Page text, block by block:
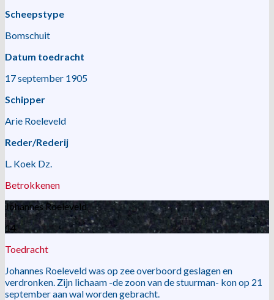
Scheepstype
Bomschuit
Datum toedracht
17 september 1905
Schipper
Arie Roeleveld
Reder/Rederij
L. Koek Dz.
Betrokkenen
Johannes Roeleveld
14
Toedracht
Johannes Roeleveld was op zee overboord geslagen en
verdronken. Zijn lichaam -de zoon van de stuurman- kon op 21
september aan wal worden gebracht.